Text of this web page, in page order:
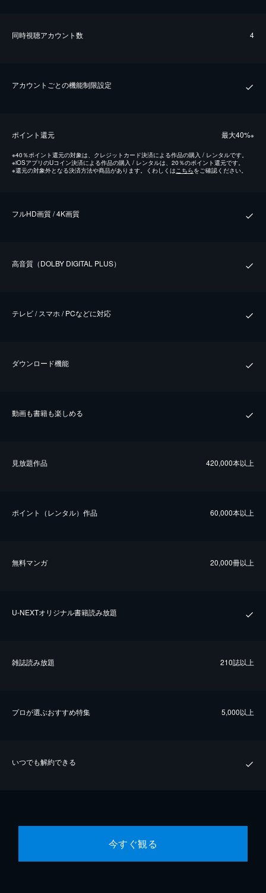
同時視聴アカウント数 4
アカウントごとの機能制限設定
ポイント還元 最⼤40%※
※40％ポイント還元の対象は、クレジットカード決済による作品の購入 / レンタルです。
※iOSアプリのUコイン決済による作品の購入 / レンタルは、20％のポイント還元です。
※還元の対象外となる決済方法や商品があります。くわしくはこちらをご確認ください。
フルHD画質 / 4K画質
⾼⾳質（DOLBY DIGITAL PLUS）
テレビ / スマホ / PCなどに対応
ダウンロード機能
動画も書籍も楽しめる
⾒放題作品 420,000本以上
ポイント（レンタル）作品 60,000本以上
無料マンガ 20,000冊以上
U-NEXTオリジナル書籍読み放題
雑誌読み放題 210誌以上
プロが選ぶおすすめ特集 5,000以上
いつでも解約できる
今すぐ観る